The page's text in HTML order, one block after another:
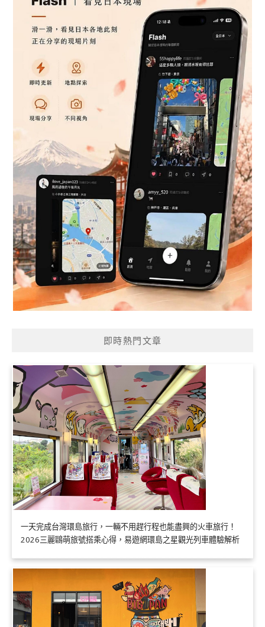
即時熱門文章
一天完成台灣環島旅行，一輛不用趕行程也能盡興的火車旅行！
2026三麗鷗萌旅號搭乘心得，易遊網環島之星觀光列車體驗解析